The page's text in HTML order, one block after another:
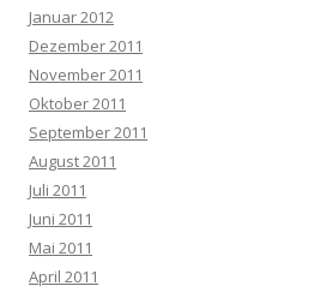
Januar 2012
Dezember 2011
November 2011
Oktober 2011
September 2011
August 2011
Juli 2011
Juni 2011
Mai 2011
April 2011